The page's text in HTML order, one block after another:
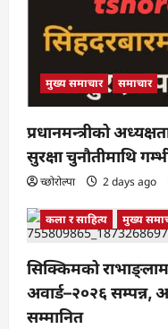
मुख्य समाचार समाचार
प्रधानमन्त्रीको
सुरक्षा चुनौतीमाथि
च्छोरोल्पा 2 days ago
कला र साहित्य मुख्य
सिक्किमको
अवार्ड–२०२६ सम्पन्न,
सम्मानित